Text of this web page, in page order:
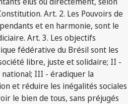
Art. 2. Les Pouvoirs de
et en harmonie, sont le
Art. 3. Les objectifs
fédérative du Brésil sont les
libre, juste et solidaire; II -
III - éradiquer la
et réduire les inégalités sociales
le bien de tous, sans préjugés